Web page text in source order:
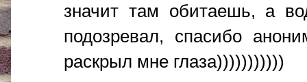
значит там обитаешь, а
подозревал, спасибо
раскрыл мне глаза)))))))))))